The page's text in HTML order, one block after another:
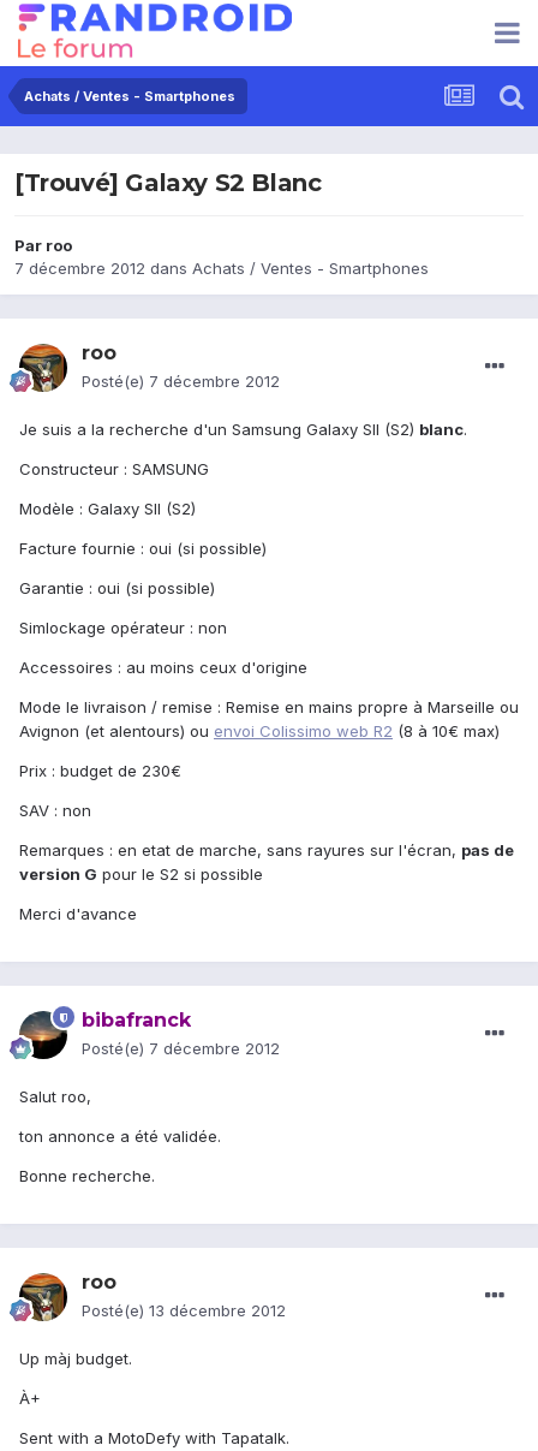
Achats / Ventes - Smartphones
[Trouvé] Galaxy S2 Blanc
Par roo
7 décembre 2012 dans Achats / Ventes - Smartphones
roo
Posté(e) 7 décembre 2012
Je suis a la recherche d'un Samsung Galaxy SII (S2) blanc.
Constructeur : SAMSUNG
Modèle : Galaxy SII (S2)
Facture fournie : oui (si possible)
Garantie : oui (si possible)
Simlockage opérateur : non
Accessoires : au moins ceux d'origine
Mode le livraison / remise : Remise en mains propre à Marseille ou
Avignon (et alentours) ou envoi Colissimo web R2 (8 à 10€ max)
Prix : budget de 230€
SAV : non
Remarques : en etat de marche, sans rayures sur l'écran, pas de
version G pour le S2 si possible
Merci d'avance
bibafranck
Posté(e) 7 décembre 2012
Salut roo,
ton annonce a été validée.
Bonne recherche.
roo
Posté(e) 13 décembre 2012
Up màj budget.
À+
Sent with a MotoDefy with Tapatalk.